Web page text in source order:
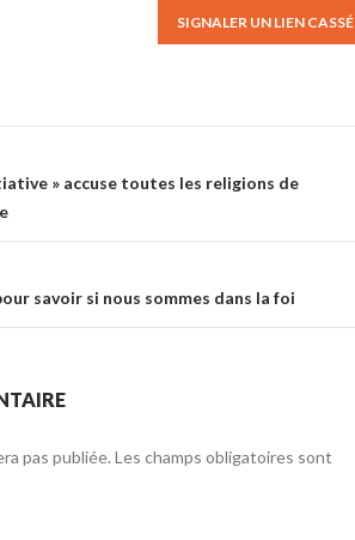
SIGNALER UN LIEN CASSÉ
articles
» accuse toutes les religions de
savoir si nous sommes dans la foi
pas publiée. Les champs obligatoires sont